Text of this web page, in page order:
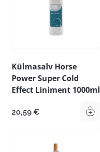
Külmasalv Horse
Power Super Cold
Effect Liniment 1000ml
20,59 €